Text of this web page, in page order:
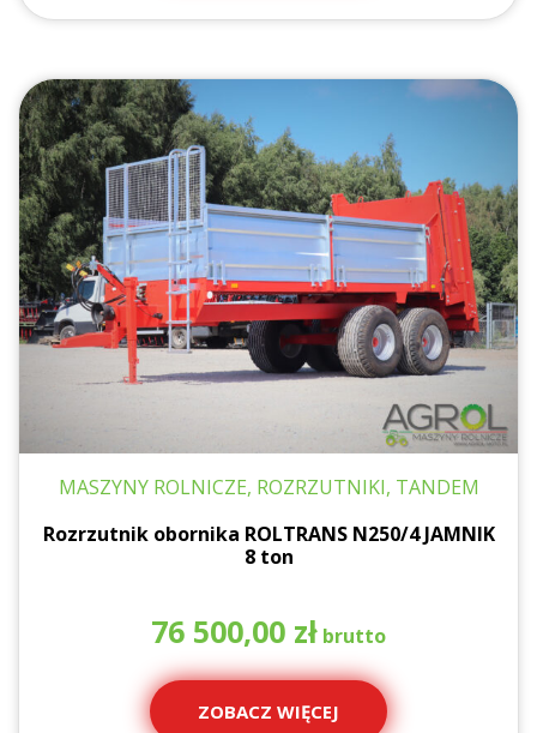
MASZYNY ROLNICZE, ROZRZUTNIKI, TANDEM
Rozrzutnik obornika ROLTRANS N250/4 JAMNIK
8 ton
76 500,00 zł
ZOBACZ WIĘCEJ